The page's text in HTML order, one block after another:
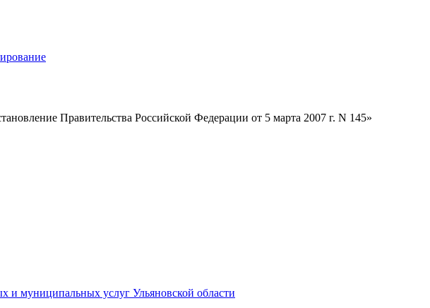
Правительства Российской Федерации от 5 марта 2007 г. N 145»
и муниципальных услуг Ульяновской области